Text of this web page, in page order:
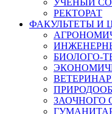
РЕКТОРАТ
ФАКУЛЬТЕТЫ И
БИОЛОГО-
ЗАОЧНОГО